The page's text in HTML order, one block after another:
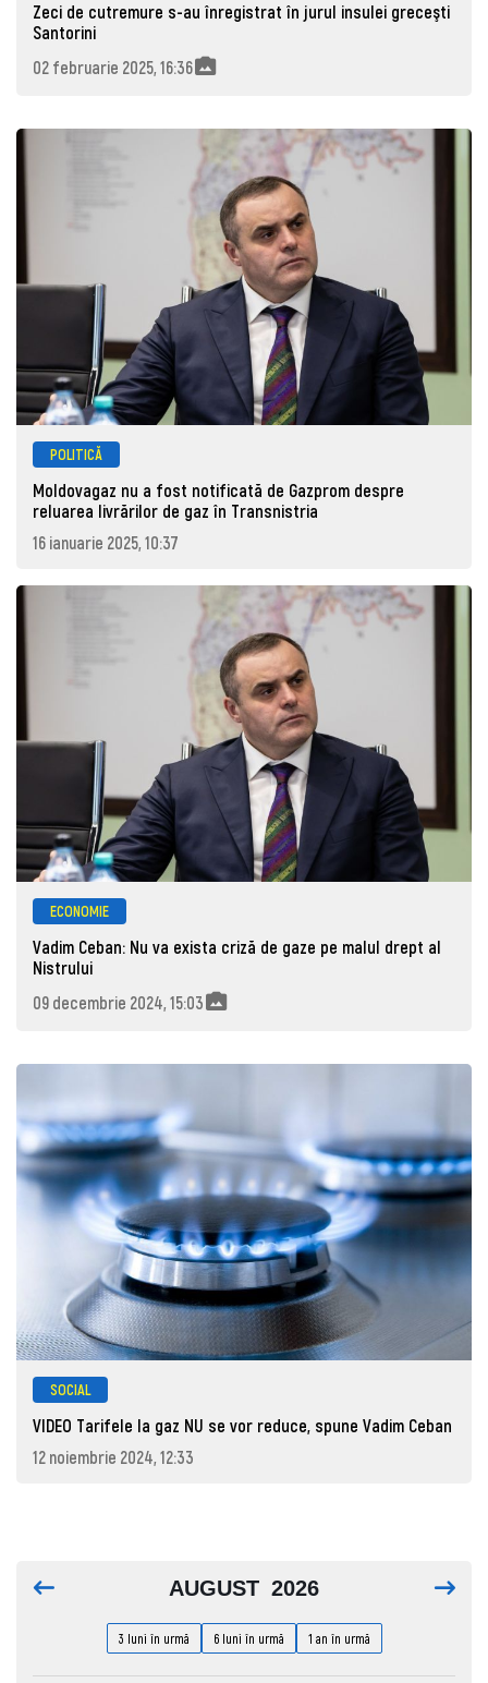
Zeci de cutremure s-au înregistrat în jurul insulei greceşti
Santorini
02 februarie 2025, 16:36
POLITICĂ
Moldovagaz nu a fost notificată de Gazprom despre
reluarea livrărilor de gaz în Transnistria
16 ianuarie 2025, 10:37
ECONOMIE
Vadim Ceban: Nu va exista criză de gaze pe malul drept al
Nistrului
09 decembrie 2024, 15:03
SOCIAL
VIDEO Tarifele la gaz NU se vor reduce, spune Vadim Ceban
12 noiembrie 2024, 12:33
AUGUST 2026
3 luni în urmă 6 luni în urmă 1 an în urmă